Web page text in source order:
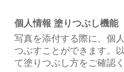
個人情報 塗りつぶし機能
写真を添付する際に、個
つぶすことができます。
て塗りつぶし方をご確認く